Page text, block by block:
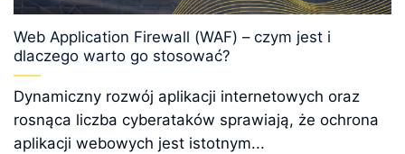
Web Application Firewall (WAF) – czym jest i
dlaczego warto go stosować?
Dynamiczny rozwój aplikacji internetowych oraz
rosnąca liczba cyberataków sprawiają, że ochrona
aplikacji webowych jest istotnym...